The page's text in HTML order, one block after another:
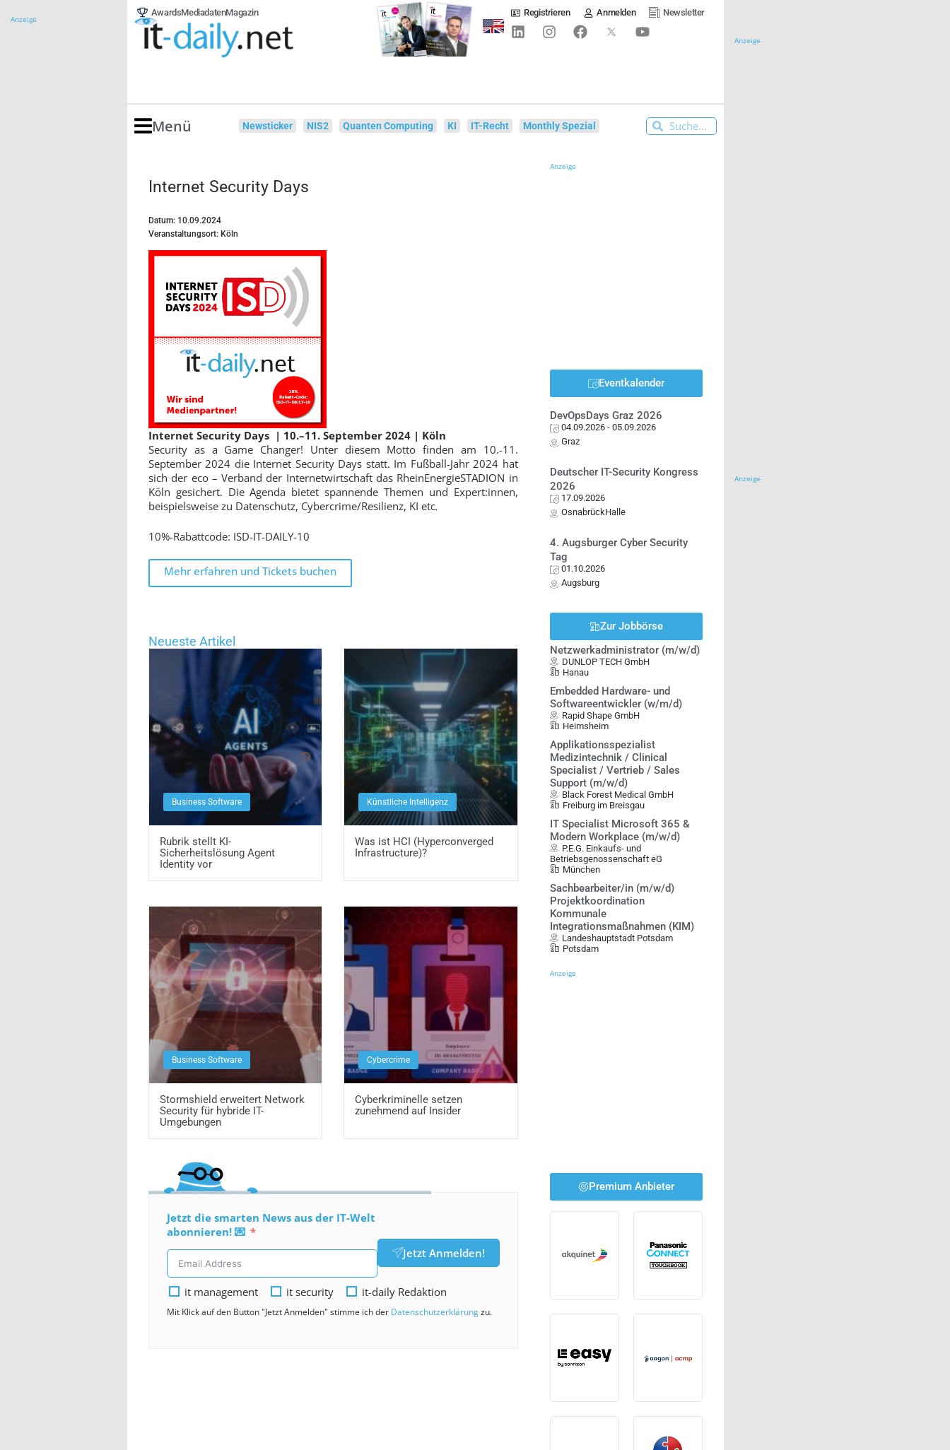
Anzeige
AwardsMediadatenMagazin Registrieren Anmelden Newsletter
Menü Newsticker NIS2 Quanten Computing KI IT-Recht Monthly Spezial
Internet Security Days
Datum: 10.09.2024
Veranstaltungsort: Köln
Internet Security Days | 10.–11. September 2024 | Köln
Security as a Game Changer! Unter diesem Motto finden am 10.-11.
September 2024 die Internet Security Days statt. Im Fußball-Jahr 2024 hat
sich der eco – Verband der Internetwirtschaft das RheinEnergieSTADION in
Köln gesichert. Die Agenda bietet spannende Themen und Expert:innen,
beispielsweise zu Datenschutz, Cybercrime/Resilienz, KI etc.
10%-Rabattcode: ISD-IT-DAILY-10
Mehr erfahren und Tickets buchen
Neueste Artikel
Business Software
Rubrik stellt KI-
Sicherheitslösung Agent
Identity vor
Künstliche Intelligenz
Was ist HCI (Hyperconverged
Infrastructure)?
Business Software
Stormshield erweitert Network
Security für hybride IT-
Umgebungen
Cybercrime
Cyberkriminelle setzen
zunehmend auf Insider
Jetzt die smarten News aus der IT-Welt
abonnieren! 💌
Jetzt Anmelden!
it management it security it-daily Redaktion
Mit Klick auf den Button "Jetzt Anmelden" stimme ich der Datenschutzerklärungzu.
Anzeige
Eventkalender
DevOpsDays Graz 2026
04.09.2026- 05.09.2026
Graz
Deutscher IT-Security Kongress
2026
17.09.2026
OsnabrückHalle
4. Augsburger Cyber Security
Tag
01.10.2026
Augsburg
Zur Jobbörse
Netzwerkadministrator (m/w/d)
DUNLOP TECH GmbH
Hanau
Embedded Hardware- und
Softwareentwickler (w/m/d)
Rapid Shape GmbH
Heimsheim
Applikationsspezialist
Medizintechnik / Clinical
Specialist / Vertrieb / Sales
Support (m/w/d)
Black Forest Medical GmbH
Freiburg im Breisgau
IT Specialist Microsoft 365 &
Modern Workplace (m/w/d)
P.E.G. Einkaufs- und
Betriebsgenossenschaft eG
München
Sachbearbeiter/in (m/w/d)
Projektkoordination
Kommunale
Integrationsmaßnahmen (KIM)
Landeshauptstadt Potsdam
Potsdam
Anzeige
Premium Anbieter
Anzeige
Anzeige